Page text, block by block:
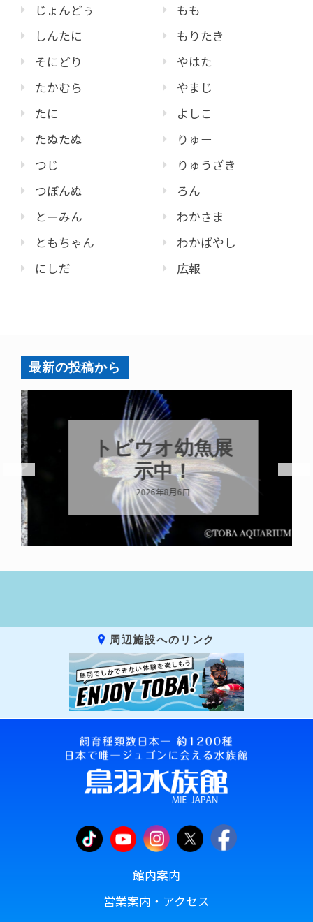
じょんどぅ
しんたに
そにどり
たかむら
たに
たぬたぬ
つじ
つぼんぬ
とーみん
ともちゃん
にしだ
もも
もりたき
やはた
やまじ
よしこ
りゅー
りゅうざき
ろん
わかさま
わかばやし
広報
最新の投稿から
トビウオ幼魚展
示中！
2026年8月6日
周辺施設へのリンク
館内案内
営業案内・アクセス